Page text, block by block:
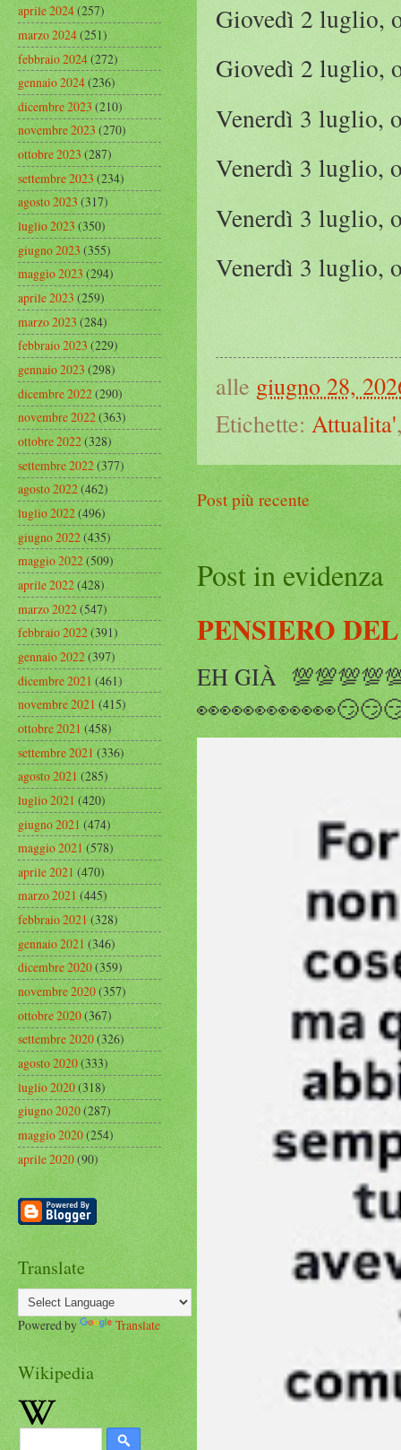
Giovedì 2 luglio,
Giovedì 2 luglio,
Venerdì 3 luglio,
Venerdì 3 luglio,
Venerdì 3 luglio,
Venerdì 3 luglio,
alle giugno 28,
Etichette: Attualita'
Post più recente
Post in evidenza
PENSIERO
EH GIÀ
aprile 2024(257)
marzo 2024(251)
febbraio 2024(272)
gennaio 2024(236)
dicembre 2023(210)
novembre 2023(270)
ottobre 2023(287)
settembre 2023(234)
agosto 2023(317)
luglio 2023(350)
giugno 2023(355)
maggio 2023(294)
aprile 2023(259)
marzo 2023(284)
febbraio 2023(229)
gennaio 2023(298)
dicembre 2022(290)
novembre 2022(363)
ottobre 2022(328)
settembre 2022(377)
agosto 2022(462)
luglio 2022(496)
giugno 2022(435)
maggio 2022(509)
aprile 2022(428)
marzo 2022(547)
febbraio 2022(391)
gennaio 2022(397)
dicembre 2021(461)
novembre 2021(415)
ottobre 2021(458)
settembre 2021(336)
agosto 2021(285)
luglio 2021(420)
giugno 2021(474)
maggio 2021(578)
aprile 2021(470)
marzo 2021(445)
febbraio 2021(328)
gennaio 2021(346)
dicembre 2020(359)
novembre 2020(357)
ottobre 2020(367)
settembre 2020(326)
agosto 2020(333)
luglio 2020(318)
giugno 2020(287)
maggio 2020(254)
aprile 2020(90)
Translate
Powered by Translate
Wikipedia